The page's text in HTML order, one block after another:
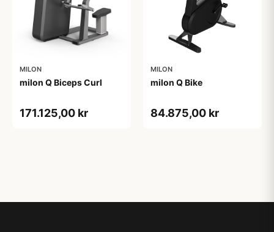
MILON
milon Q Biceps Curl
171.125,00 kr
MILON
milon Q Bike
84.875,00 kr